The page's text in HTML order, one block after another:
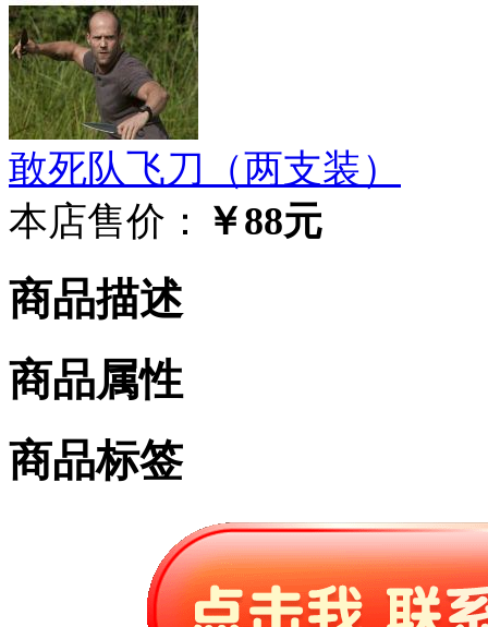
敢死队飞刀（两支装）
本店售价： ￥88元
商品描述
商品属性
商品标签